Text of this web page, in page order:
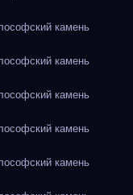
камень
камень
камень
камень
камень